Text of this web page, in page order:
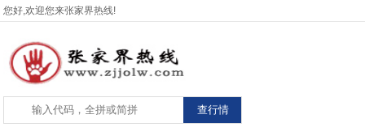
您好,欢迎您来张家界热线!